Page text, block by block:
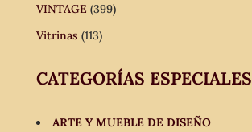
VINTAGE (399)
Vitrinas (113)
CATEGORÍAS ESPECIALES
ARTE Y MUEBLE DE DISEÑO